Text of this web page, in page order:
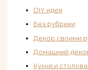
DIY идеи
Без рубрики
Декор своими
Домашний
Кухня и